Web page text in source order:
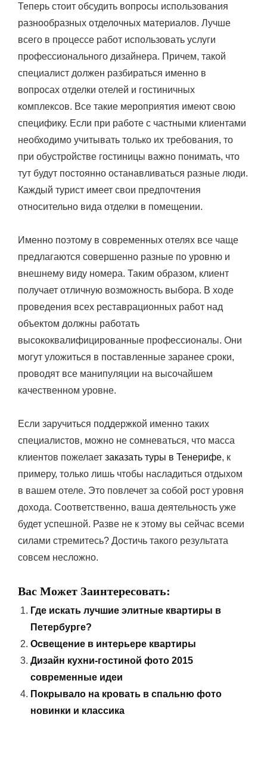
Теперь стоит обсудить вопросы использования
разнообразных отделочных материалов. Лучше
всего в процессе работ использовать услуги
профессионального дизайнера. Причем, такой
специалист должен разбираться именно в
вопросах отделки отелей и гостиничных
комплексов. Все такие мероприятия имеют свою
специфику. Если при работе с частными клиентами
необходимо учитывать только их требования, то
при обустройстве гостиницы важно понимать, что
тут будут постоянно останавливаться разные люди.
Каждый турист имеет свои предпочтения
относительно вида отделки в помещении.
Именно поэтому в современных отелях все чаще
предлагаются совершенно разные по уровню и
внешнему виду номера. Таким образом, клиент
получает отличную возможность выбора. В ходе
проведения всех реставрационных работ над
объектом должны работать
высококвалифицированные профессионалы. Они
могут уложиться в поставленные заранее сроки,
проводят все манипуляции на высочайшем
качественном уровне.
Если заручиться поддержкой именно таких
специалистов, можно не сомневаться, что масса
клиентов пожелает заказать туры в Тенерифе, к
примеру, только лишь чтобы насладиться отдыхом
в вашем отеле. Это повлечет за собой рост уровня
дохода. Соответственно, ваша деятельность уже
будет успешной. Разве не к этому вы сейчас всеми
силами стремитесь? Достичь такого результата
совсем несложно.
Вас Может Заинтересовать:
Где искать лучшие элитные квартиры в
Петербурге?
Освещение в интерьере квартиры
Дизайн кухни-гостиной фото 2015
современные идеи
Покрывало на кровать в спальню фото
новинки и классика